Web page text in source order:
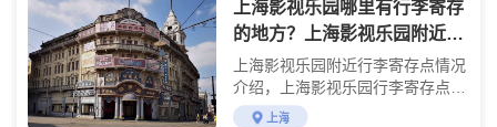
上海影视乐园哪里有行李寄存
的地方？上海影视乐园附近行
李寄存怎么收费？
上海影视乐园附近行李寄存点情况
介绍，上海影视乐园行李寄存点收
费标准介绍
上海